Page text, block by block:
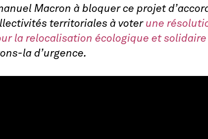
Macron à bloquer ce projet
territoriales à voter une
la relocalisation écologique et solidaire
la d’urgence.